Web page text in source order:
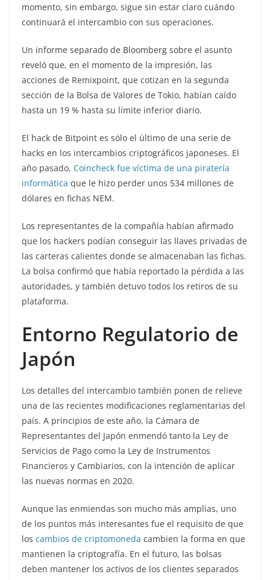
momento, sin embargo, sigue sin estar claro cuándo
continuará el intercambio con sus operaciones.
Un informe separado de Bloomberg sobre el asunto
reveló que, en el momento de la impresión, las
acciones de Remixpoint, que cotizan en la segunda
sección de la Bolsa de Valores de Tokio, habían caído
hasta un 19 % hasta su límite inferior diario.
El hack de Bitpoint es sólo el último de una serie de
hacks en los intercambios criptográficos japoneses. El
año pasado, Coincheck fue víctima de una piratería
informática que le hizo perder unos 534 millones de
dólares en fichas NEM.
Los representantes de la compañía habían afirmado
que los hackers podían conseguir las llaves privadas de
las carteras calientes donde se almacenaban las fichas.
La bolsa confirmó que había reportado la pérdida a las
autoridades, y también detuvo todos los retiros de su
plataforma.
Entorno Regulatorio de
Japón
Los detalles del intercambio también ponen de relieve
una de las recientes modificaciones reglamentarias del
país. A principios de este año, la Cámara de
Representantes del Japón enmendó tanto la Ley de
Servicios de Pago como la Ley de Instrumentos
Financieros y Cambiarios, con la intención de aplicar
las nuevas normas en 2020.
Aunque las enmiendas son mucho más amplias, uno
de los puntos más interesantes fue el requisito de que
los cambios de criptomoneda cambien la forma en que
mantienen la criptografía. En el futuro, las bolsas
deben mantener los activos de los clientes separados